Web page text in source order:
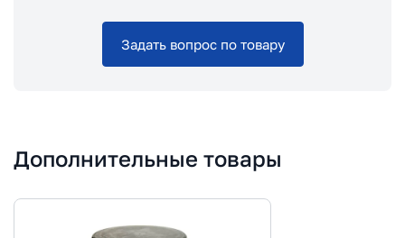
Задать вопрос по товару
Дополнительные товары